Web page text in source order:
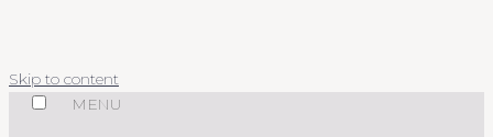
Skip to content
MENU